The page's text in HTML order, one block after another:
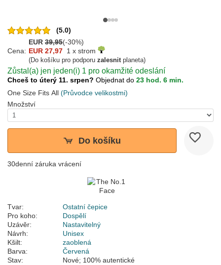
(5.0)
EUR 39,95(-30%)
Cena: EUR 27,97 1 x strom
(Do košíku pro podporu zalesnitplaneta)
Zůstal(a) jen jeden(i) 1 pro okamžité odeslání
Chceš to úterý 11. srpen? Objednat do 23 hod. 6 min.
One Size Fits All (Průvodce velikostmi)
Množství
Do košíku
30denní záruka vrácení
Tvar:
Ostatní čepice
Pro koho:
Dospělí
Uzávěr:
Nastavitelný
Návrh:
Unisex
Kšilt:
zaoblená
Barva:
Červená
Stav:
Nové; 100% autentické